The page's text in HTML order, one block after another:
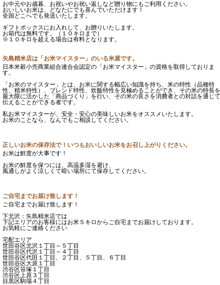
お中元やお歳暮、お祝いやお祝い返しなど贈り物にもご利用ください。
おいしいお米は、どなたにでも喜んでいただけます！
全国どこへでも発送いたします。
ギフトボックスにお入れして、お贈りいたします。
お箱代は無料です。（１０キロまで）
※１０キロを超える場合は有料となります。
矢島精米店は「お米マイスター」のいる米屋です。
日本米穀小売商業組合連合会認定の「お米マイスター」の資格を取得しておりま
す。
「お米のマイスター」とは、お米に関する幅広い知識を持ち、米の特性（品種特
性、精米特性）、ブレンド特性、炊飯特性を見極めることができ、その米の特長を
最大限に活かした「商品づくり」を行い、その米の良さを消費者との対話を通じて
伝えることができる者です。
私お米マイスターが、安全・安心の美味しいお米をオススメいたします。
お米のことなら、なんでもご相談してください。
正しいお米の保存法で！いつもおいしいお米をお召し上がりください。
お米は鮮度が大事です！
お米の鮮度を保つには、高温多湿を避け、
風通しがよく涼しくて暗い場所にて保存してください。
ご自宅までお届け致します！
ご自宅までお届け致します！
下北沢：矢島精米店では
下記エリアのお客様にはお米５キロからご自宅までお届けしております。
お気軽にご連絡ください
宅配エリア
世田谷区北沢１丁目～５丁目
世田谷区代沢１丁目～４丁目
世田谷区代田１丁目、２丁目、５丁目、６丁目
世田谷区大原１丁目
渋谷区笹塚１丁目
渋谷区上原３丁目
目黒区駒場４丁目